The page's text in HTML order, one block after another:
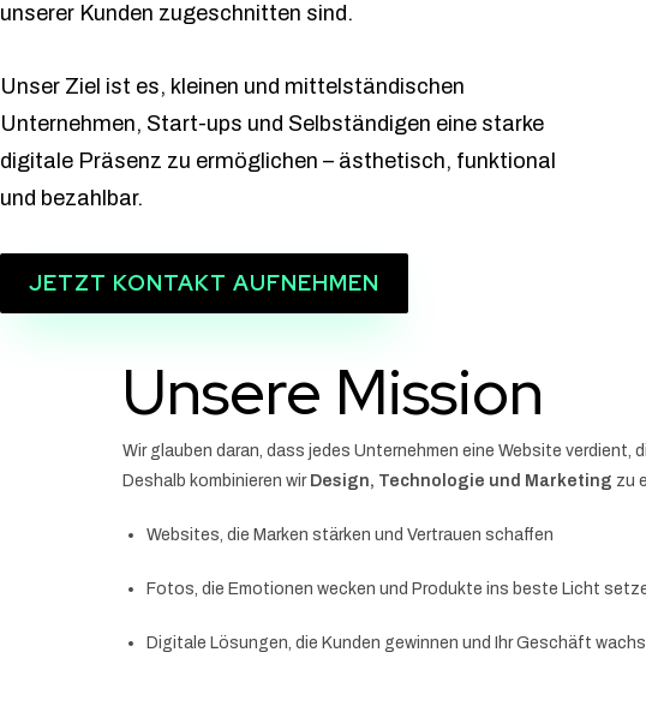
unserer Kunden zugeschnitten sind.
Unser Ziel ist es, kleinen und mittelständischen
Unternehmen, Start-ups und Selbständigen eine starke
digitale Präsenz zu ermöglichen – ästhetisch, funktional
und bezahlbar.
JETZT KONTAKT AUFNEHMEN
Unsere Mission
Wir glauben daran, dass jedes Unternehmen eine Website
Deshalb kombinieren wir Design, Technologie und Marketing zu
Websites, die Marken stärken und Vertrauen schaffen
Fotos, die Emotionen wecken und Produkte ins beste Licht
Digitale Lösungen, die Kunden gewinnen und Ihr Geschäft